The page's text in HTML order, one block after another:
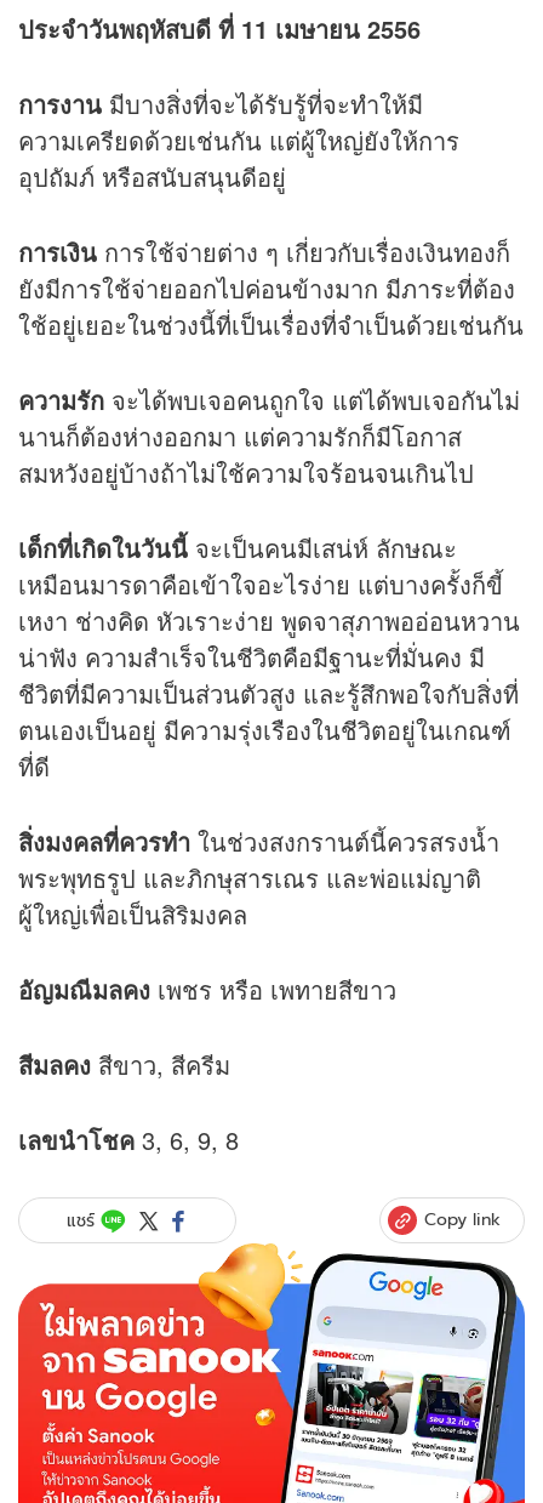
ประจำวันพฤหัสบดี ที่ 11 เมษายน 2556
การงาน มีบางสิ่งที่จะได้รับรู้ที่จะทำให้มี
ความเครียดด้วยเช่นกัน แต่ผู้ใหญ่ยังให้การ
อุปถัมภ์ หรือสนับสนุนดีอยู่
การเงิน การใช้จ่ายต่าง ๆ เกี่ยวกับเรื่องเงินทองก็
ยังมีการใช้จ่ายออกไปค่อนข้างมาก มีภาระที่ต้อง
ใช้อยู่เยอะในช่วงนี้ที่เป็นเรื่องที่จำเป็นด้วยเช่นกัน
ความรัก จะได้พบเจอคนถูกใจ แต่ได้พบเจอกันไม่
นานก็ต้องห่างออกมา แต่ความรักก็มีโอกาส
สมหวังอยู่บ้างถ้าไม่ใช้ความใจร้อนจนเกินไป
เด็กที่เกิดในวันนี้ จะเป็นคนมีเสน่ห์ ลักษณะ
เหมือนมารดาคือเข้าใจอะไรง่าย แต่บางครั้งก็ขี้
เหงา ช่างคิด หัวเราะง่าย พูดจาสุภาพออ่อนหวาน
น่าฟัง ความสำเร็จในชีวิตคือมีฐานะที่มั่นคง มี
ชีวิตที่มีความเป็นส่วนตัวสูง และรู้สึกพอใจกับสิ่งที่
ตนเองเป็นอยู่ มีความรุ่งเรืองในชีวิตอยู่ในเกณฑ์
ที่ดี
สิ่งมงคลที่ควรทำ ในช่วงสงกรานต์นี้ควรสรงน้ำ
พระพุทธรูป และภิกษุสารเณร และพ่อแม่ญาติ
ผู้ใหญ่เพื่อเป็นสิริมงคล
อัญมณีมลคง เพชร หรือ เพทายสีขาว
สีมลคง สีขาว, สีครีม
เลขนำโชค 3, 6, 9, 8
แชร์ Copy link